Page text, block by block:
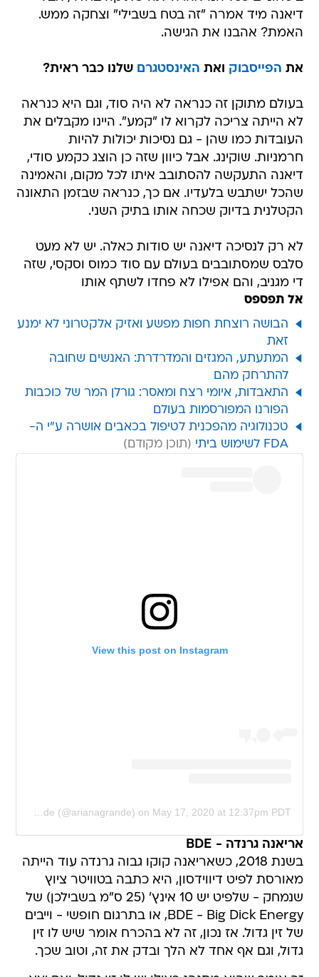
דיאנה מיד אמרה "זה בטח בשבילי" וצחקה ממש.
האמת? אהבנו את הגישה.
את הפייסבוק ואת האינסטגרם שלנו כבר ראית?
בעולם מתוקן זה כנראה לא היה סוד, וגם היא כנראה
לא הייתה צריכה לקרוא לו "קמע". היינו מקבלים את
העובדות כמו שהן - גם נסיכות יכולות להיות
חרמניות. שוקינג. אבל כיוון שזה כן הוצג כקמע סודי,
דיאנה התעקשה להסתובב איתו לכל מקום, והאמינה
שהכל ישתבש בלעדיו. אם כך, כנראה שבזמן התאונה
הקטלנית בדיוק שכחה אותו בתיק השני.
לא רק לנסיכה דיאנה יש סודות כאלה. יש לא מעט
סלבס שמסתובבים בעולם עם סוד כמוס וסקסי, שזה
די מגניב, והם אפילו לא פחדו לשתף אותו
אל תפספס
הבושה רוצחת חפות מפשע ואזיק אלקטרוני לא ימנע
זאת
המתעתע, המגזים והמדרדרת: האנשים שחובה
להתרחק מהם
התאבדות, איומי רצח ומאסר: גורלן המר של כוכבות
הפורנו המפורסמות בעולם
טכנולוגיה מהפכנית לטיפול בכאבים אושרה ע"י ה-
FDA לשימוש ביתי
View this post on Instagram
A post shared by Ariana Grande (@arianagrande) on May 17, 2020 at 12:37pm PDT
אריאנה גרנדה - BDE
בשנת 2018, כשאריאנה קוקו גבוה גרנדה עוד הייתה
מאורסת לפיט דיווידסון, היא כתבה בטוויטר ציוץ
שנמחק - שלפיט יש 10 אינץ' (25 ס"מ בשבילכן) של
BDE - Big Dick Energy, או בתרגום חופשי - וייבים
של זין גדול. אז נכון, זה לא בהכרח אומר שיש לו זין
גדול, וגם אף אחד לא הלך ובדק את זה, וטוב שכך.